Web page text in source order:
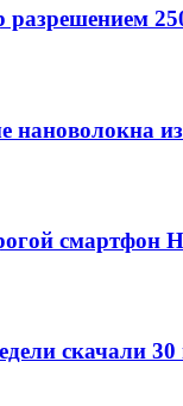
разрешением
нановолокна
смартфон
скачали